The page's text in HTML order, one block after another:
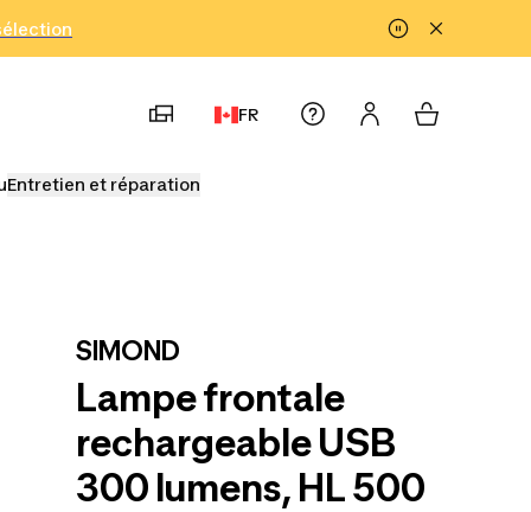
FR
Entretien et réparation
SIMOND
Lampe frontale
rechargeable USB
300 lumens, HL 500